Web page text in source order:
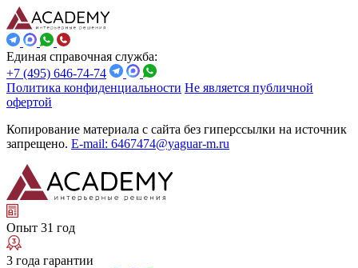
Единая справочная служба:
+7 (495) 646-74-74
Политика конфиденциальности Не является публичной
офертой
Копирование материала с сайта без гиперссылки на источник
запрещено. E-mail: 6467474@yaguar-m.ru
Опыт 31 год
3 года гарантии